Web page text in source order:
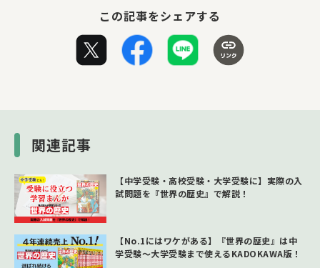
この記事をシェアする
関連記事
【中学受験・高校受験・大学受験に】実際の入
試問題を『世界の歴史』で解説！
【No.1にはワケがある】『世界の歴史』は中
学受験～大学受験まで使えるKADOKAWA版！